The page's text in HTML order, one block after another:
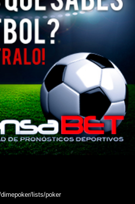
lists/poker